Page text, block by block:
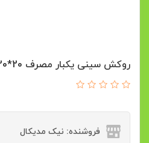
روکش سینی یکبار مصرف 20*20
فروشنده: نیک مدیکال